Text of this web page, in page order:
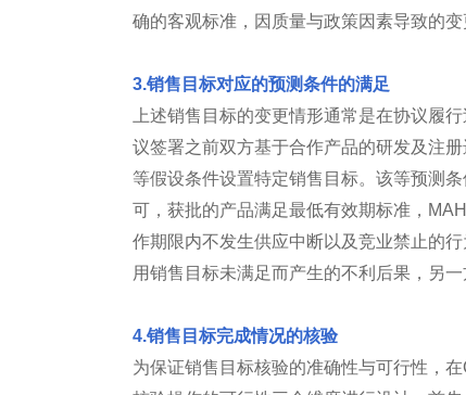
确的客观标准，因质量与政策因素导致的
3.销售目标对应的预测条件的满足
上述销售目标的变更情形通常是在协议履
议签署之前双方基于合作产品的研发及注
等假设条件设置特定销售目标。该等预测
可，获批的产品满足最低有效期标准，
作期限内不发生供应中断以及竞业禁止的
用销售目标未满足而产生的不利后果，另
4.销售目标完成情况的核验
为保证销售目标核验的准确性与可行性，